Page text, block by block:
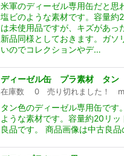
米軍のディーゼル専用缶だと思
塩ビのような素材です。容量約
は未使用品ですが、キズがあっ
新品同様としておきます。ガソ
いのでコレクションやデ…
ディーゼル缶 プラ素材 タン
在庫数 0 売り切れました！
タン色のディーゼル専用缶です
ような素材です。容量約20リ
良品です。 商品画像は中古良品